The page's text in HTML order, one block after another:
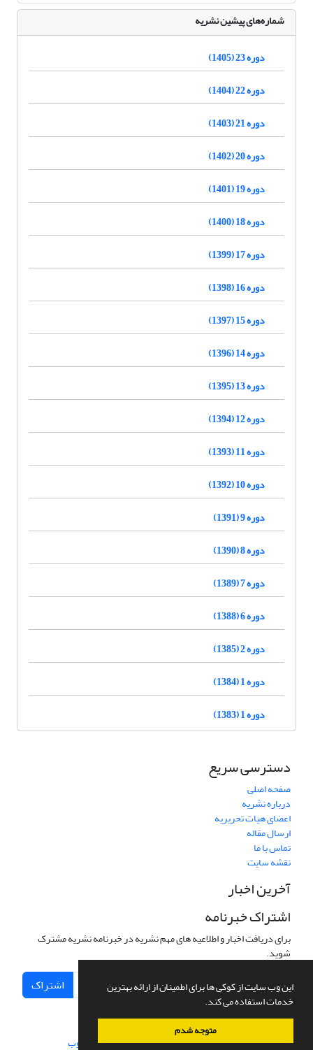
این وب سایت از کوکی ها برای اطمینان از ارائه بهترین
خدمات استفاده می کند.
متوجه شدم
شماره‌های پیشین نشریه
دوره 23 (1405)
دوره 22 (1404)
دوره 21 (1403)
دوره 20 (1402)
دوره 19 (1401)
دوره 18 (1400)
دوره 17 (1399)
دوره 16 (1398)
دوره 15 (1397)
دوره 14 (1396)
دوره 13 (1395)
دوره 12 (1394)
دوره 11 (1393)
دوره 10 (1392)
دوره 9 (1391)
دوره 8 (1390)
دوره 7 (1389)
دوره 6 (1388)
دوره 2 (1385)
دوره 1 (1384)
دوره 1 (1383)
دسترسی سریع
صفحه اصلی
درباره نشریه
اعضای هیات تحریریه
ارسال مقاله
تماس با ما
نقشه سایت
آخرین اخبار
اشتراک خبرنامه
برای دریافت اخبار و اطلاعیه های مهم نشریه در خبرنامه نشریه مشترک
شوید.
اشتراک
سامانه مدیریت نشریات علمی.طراحی و پیاده سازی از سیناوب